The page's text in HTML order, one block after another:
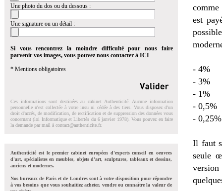
Une photo du dos ou du dessous :
Une signature ou un détail :
Si vous rencontrez la moindre difficulté pour nous faire
parvenir vos images, vous pouvez nous contacter à ICI
* Mentions obligatoires
Ces informations sont destinées au cabinet Authenticité. Aucune information
personnelle n'est collectée à votre insu ni cédée à des tiers. Vous disposez d'un
droit d'accés, de modification, de rectification et de suppression des données vous
concernant (loi Informatique et Libertés du 6 janvier 1978). Vous pouvez en faire
la demande par mail à contact@authenticite.fr.
Authenticité est le premier cabinet européen d'experts conseil en oeuvres
d'art, spécialistes en meubles, objets d'art, sculptures, tableaux et dessins,
anciens et modernes.
Nos bureaux de Paris et de Londres sont à votre disposition pour répondre
à vos besoins que vous souhaitiez acheter, vendre ou connaître la valeur de
comme
est
- 4%
- 3%
- 1%
-
-
Il faut
seule